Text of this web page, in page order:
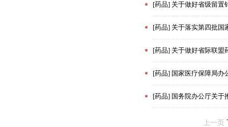
[药品] 关于做好省级留置
[药品] 关于落实第四批国
[药品] 关于做好省际联盟
[药品] 国家医疗保障局办
[药品] 国务院办公厅关于
上一页